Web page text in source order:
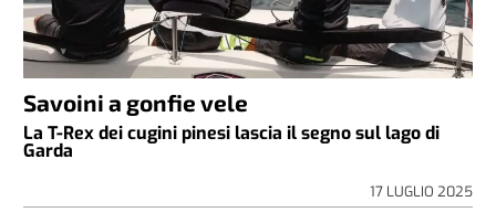
Savoini a gonfie vele
La T-Rex dei cugini pinesi lascia il segno sul lago di
Garda
17 LUGLIO 2025